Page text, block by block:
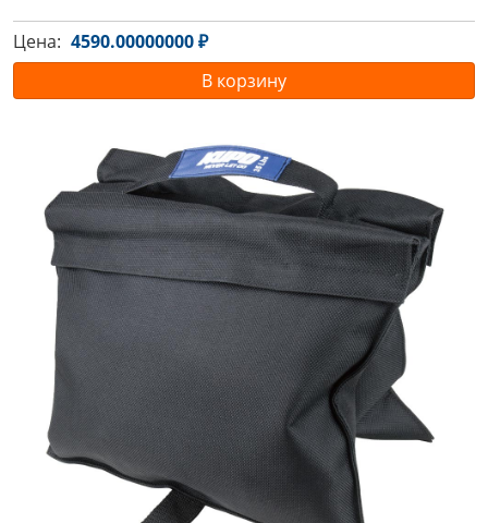
Цена: 4590.00000000 ₽
В корзину